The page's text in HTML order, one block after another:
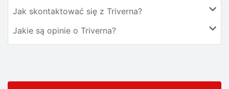
Jak skontaktować się z Triverna?
Jakie są opinie o Triverna?